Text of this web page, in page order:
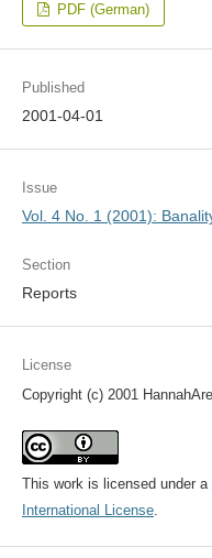
PDF (German)
Published
2001-04-01
Issue
Vol. 4 No. 1 (2001):
Section
Reports
License
Copyright (c) 2001
This work is licensed under a
International License.